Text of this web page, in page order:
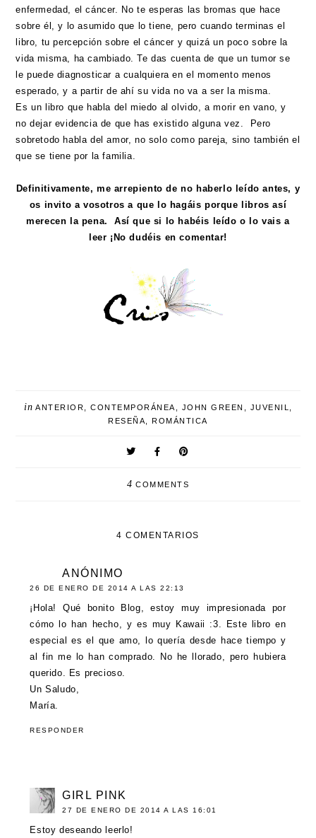
enfermedad, el cáncer. No te esperas las bromas que hace
sobre él, y lo asumido que lo tiene, pero cuando terminas el
libro, tu percepción sobre el cáncer y quizá un poco sobre la
vida misma, ha cambiado. Te das cuenta de que un tumor se
le puede diagnosticar a cualquiera en el momento menos
esperado, y a partir de ahí su vida no va a ser la misma.
Es un libro que habla del miedo al olvido, a morir en vano, y
no dejar evidencia de que has existido alguna vez. Pero
sobretodo habla del amor, no solo como pareja, sino también el
que se tiene por la familia.
Definitivamente, me arrepiento de no haberlo leído antes, y
os invito a vosotros a que lo hagáis porque libros así
merecen la pena. Así que si lo habéis leído o lo vais a
leer ¡No dudéis en comentar!
in ANTERIOR, CONTEMPORÁNEA, JOHN GREEN , JUVENIL,
RESEÑA, ROMÁNTICA
4 COMMENTS
4 COMENTARIOS
ANÓNIMO
26 DE ENERO DE 2014 A LAS 22:13
¡Hola! Qué bonito Blog, estoy muy impresionada por
cómo lo han hecho, y es muy Kawaii :3. Este libro en
especial es el que amo, lo quería desde hace tiempo y
al fin me lo han comprado. No he llorado, pero hubiera
querido. Es precioso.
Un Saludo,
María.
RESPONDER
GIRL PINK
27 DE ENERO DE 2014 A LAS 16:01
Estoy deseando leerlo!